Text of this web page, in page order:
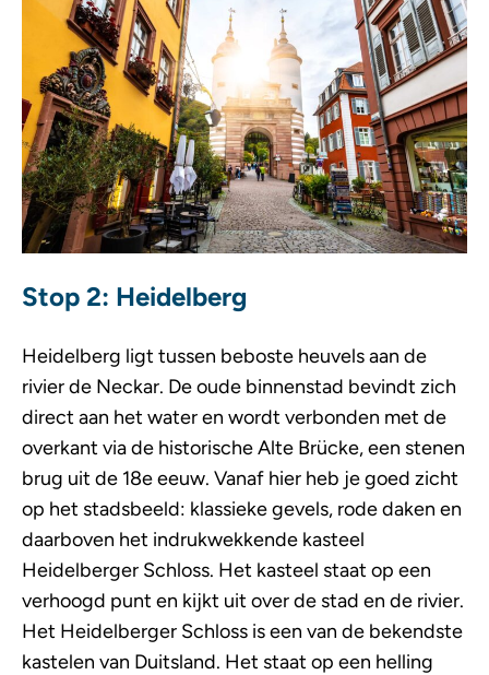
Stop 2: Heidelberg
Heidelberg ligt tussen beboste heuvels aan de
rivier de Neckar. De oude binnenstad bevindt zich
direct aan het water en wordt verbonden met de
overkant via de historische Alte Brücke, een stenen
brug uit de 18e eeuw. Vanaf hier heb je goed zicht
op het stadsbeeld: klassieke gevels, rode daken en
daarboven het indrukwekkende kasteel
Heidelberger Schloss. Het kasteel staat op een
verhoogd punt en kijkt uit over de stad en de rivier.
Het Heidelberger Schloss is een van de bekendste
kastelen van Duitsland. Het staat op een helling